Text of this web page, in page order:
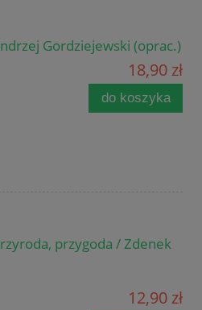
Gordziejewski (oprac.)
18,90 zł
do koszyka
przygoda / Zdenek
12,90 zł